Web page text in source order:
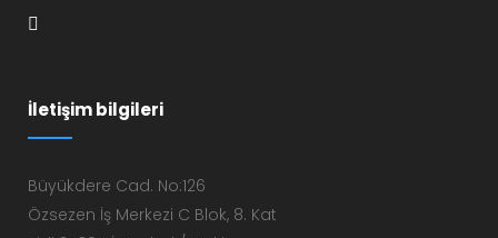
İletişim bilgileri
Büyükdere Cad. No:126
Özsezen İş Merkezi C Blok, 8. Kat